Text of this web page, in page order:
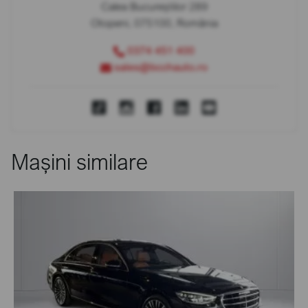
Calea Bucureștilor 289
Otopeni, 075100, România
0374 451 400
sales@bcchauto.ro
Mașini similare